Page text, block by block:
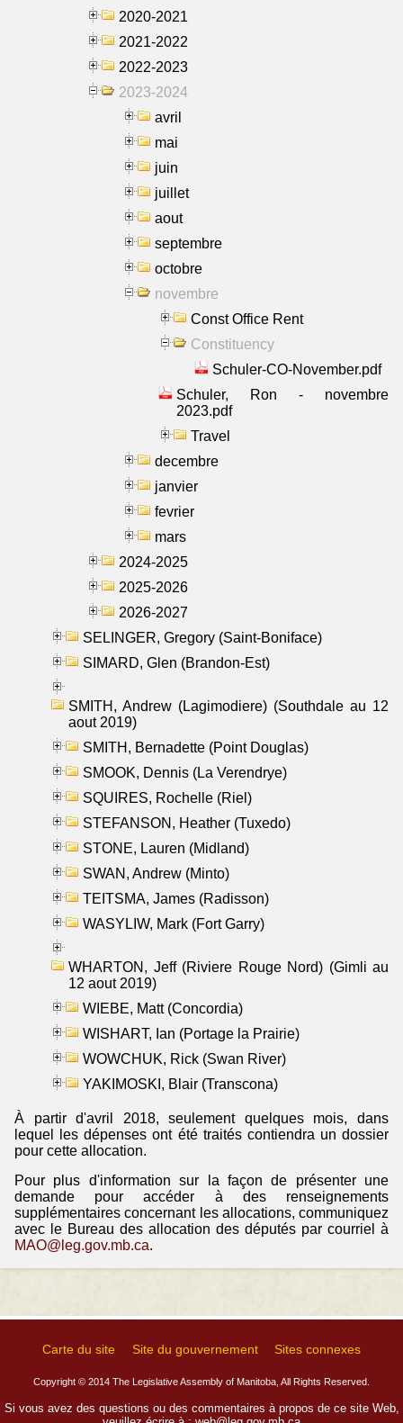
2020-2021
2021-2022
2022-2023
2023-2024
avril
mai
juin
juillet
aout
septembre
octobre
novembre
Const Office Rent
Constituency
Schuler-CO-November.pdf
Schuler, Ron - novembre
2023.pdf
Travel
decembre
janvier
fevrier
mars
2024-2025
2025-2026
2026-2027
SELINGER, Gregory (Saint-Boniface)
SIMARD, Glen (Brandon-Est)
SMITH, Andrew (Lagimodiere) (Southdale au 12
aout 2019)
SMITH, Bernadette (Point Douglas)
SMOOK, Dennis (La Verendrye)
SQUIRES, Rochelle (Riel)
STEFANSON, Heather (Tuxedo)
STONE, Lauren (Midland)
SWAN, Andrew (Minto)
TEITSMA, James (Radisson)
WASYLIW, Mark (Fort Garry)
WHARTON, Jeff (Riviere Rouge Nord) (Gimli au
12 aout 2019)
WIEBE, Matt (Concordia)
WISHART, Ian (Portage la Prairie)
WOWCHUK, Rick (Swan River)
YAKIMOSKI, Blair (Transcona)
À partir d'avril 2018, seulement quelques mois, dans
lequel les dépenses ont été traités contiendra un dossier
pour cette allocation.
Pour plus d'information sur la façon de présenter une
demande pour accéder à des renseignements
supplémentaires concernant les allocations, communiquez
avec le Bureau des allocation des députés par courriel à
MAO@leg.gov.mb.ca.
Carte du site Site du gouvernement Sites connexes
Copyright © 2014 The Legislative Assembly of Manitoba, All Rights Reserved.
Si vous avez des questions ou des commentaires à propos de ce site Web,